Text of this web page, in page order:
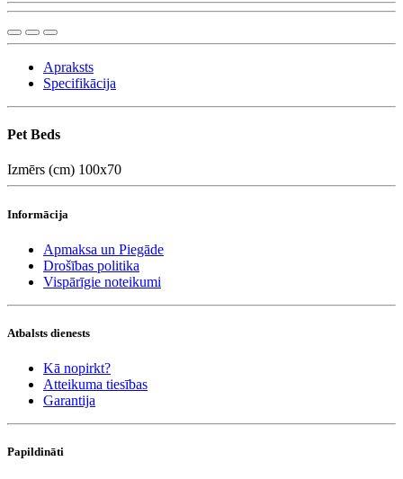
Apraksts
Specifikācija
Pet Beds
Izmērs (cm) 100x70
Informācija
Apmaksa un Piegāde
Drošības politika
Vispārīgie noteikumi
Atbalsts dienests
Kā nopirkt?
Atteikuma tiesības
Garantija
Papildināti